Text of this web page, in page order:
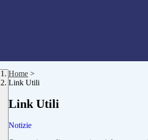
Home >
Link Utili
Link Utili
Notizie